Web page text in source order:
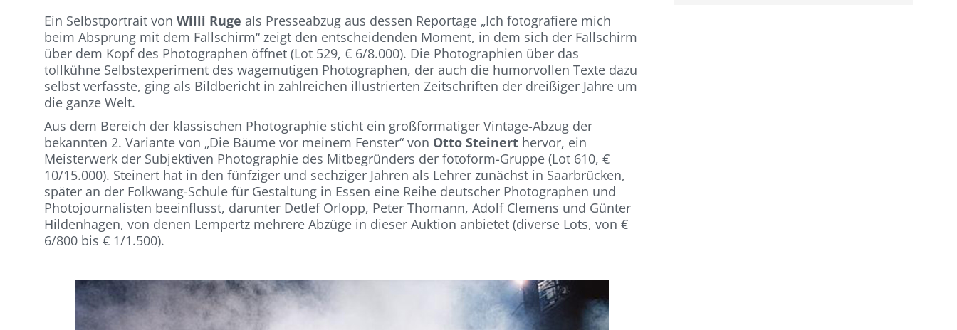
Ein Selbstportrait vonWilli Ruge als Presseabzug aus dessen Reportage „Ich fotografiere mich
beim Absprung mit dem Fallschirm“ zeigt den entscheidenden Moment, in dem sich der Fallschirm
über dem Kopf des Photographen öffnet (Lot 529, € 6/8.000). Die Photographien über das
tollkühne Selbstexperiment des wagemutigen Photographen, der auch die humorvollen Texte dazu
selbst verfasste, ging als Bildbericht in zahlreichen illustrierten Zeitschriften der dreißiger Jahre um
die ganze Welt.
Aus dem Bereich der klassischen Photographie sticht ein großformatiger Vintage-Abzug der
bekannten 2. Variante von „Die Bäume vor meinem Fenster“ von Otto Steinert hervor, ein
Meisterwerk der Subjektiven Photographie des Mitbegründers der fotoform-Gruppe (Lot 610, €
10/15.000). Steinert hat in den fünfziger und sechziger Jahren als Lehrer zunächst in Saarbrücken,
später an der Folkwang-Schule für Gestaltung in Essen eine Reihe deutscher Photographen und
Photojournalisten beeinflusst, darunter Detlef Orlopp, Peter Thomann, Adolf Clemens und Günter
Hildenhagen, von denen Lempertz mehrere Abzüge in dieser Auktion anbietet (diverse Lots, von €
6/800 bis € 1/1.500).